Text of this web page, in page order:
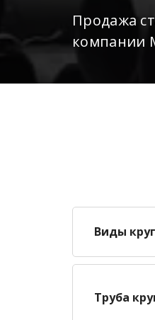
Продажа
компании
Виды
Труба